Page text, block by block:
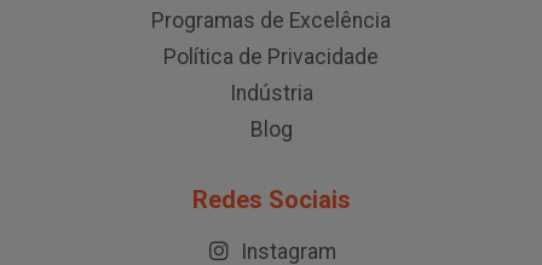
Programas de Excelência
Política de Privacidade
Indústria
Blog
Redes Sociais
Instagram